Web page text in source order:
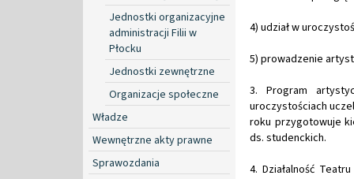
Jednostki organizacyjne
administracji Filii w
Płocku
Jednostki zewnętrzne
Organizacje społeczne
Władze
Wewnętrzne akty prawne
Sprawozdania
4) udział w
5) prowadzenie
3. Program
uroczystościach
roku przygotowuje
ds. studenckich.
4. Działalność